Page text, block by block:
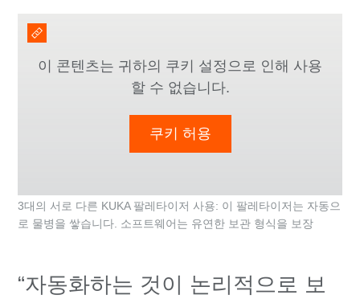
이 콘텐츠는 귀하의 쿠키 설정으로 인해 사용
할 수 없습니다.
쿠키 허용
3대의 서로 다른 KUKA 팔레타이저 사용: 이 팔레타이저는 자동으
로 물병을 쌓습니다. 소프트웨어는 유연한 보관 형식을 보장
“자동화하는 것이 논리적으로 보